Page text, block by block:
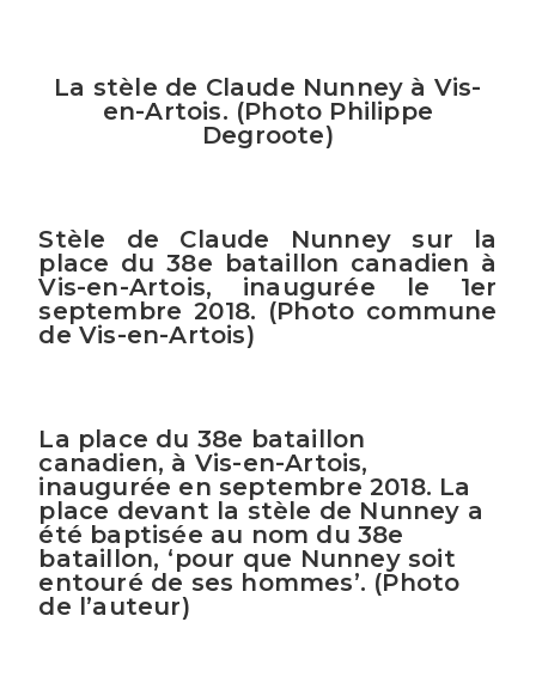
La stèle de Claude Nunney à Vis-
en-Artois. (Photo Philippe
Degroote)
Stèle de Claude Nunney sur la
place du 38e bataillon canadien à
Vis-en-Artois, inaugurée le 1er
septembre 2018. (Photo commune
de Vis-en-Artois)
La place du 38e bataillon
canadien, à Vis-en-Artois,
inaugurée en septembre 2018. La
place devant la stèle de Nunney a
été baptisée au nom du 38e
bataillon, ‘pour que Nunney soit
entouré de ses hommes’. (Photo
de l’auteur)